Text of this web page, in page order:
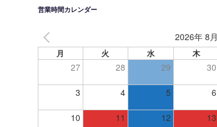
営業時間カレンダー
2026年 8月
月 火 水 木
27 28 29 30
3 4 5 6
10 11 12 13